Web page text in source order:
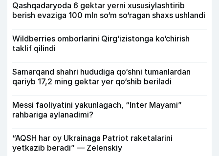
Qashqadaryoda 6 gektar yerni xususiylashtirib
berish evaziga 100 mln so‘m so‘ragan shaxs ushlandi
Wildberries omborlarini Qirg‘izistonga ko‘chirish
taklif qilindi
Samarqand shahri hududiga qo‘shni tumanlardan
qariyb 17,2 ming gektar yer qo‘shib beriladi
Messi faoliyatini yakunlagach, “Inter Mayami”
rahbariga aylanadimi?
“AQSH har oy Ukrainaga Patriot raketalarini
yetkazib beradi” — Zelenskiy